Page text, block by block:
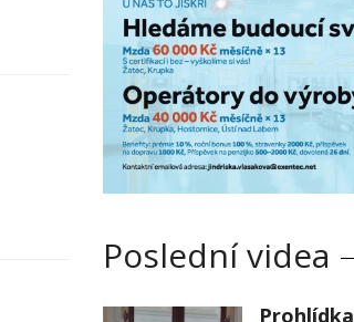
Poslední videa